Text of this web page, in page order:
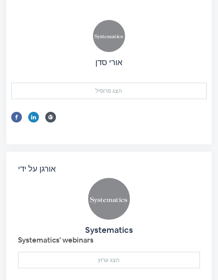
אורי סדן
הצג פרופיל
אורגן על ידי
Systematics
Systematics' webinars
הצג ערוץ